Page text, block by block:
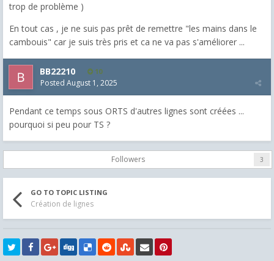
trop de problème )
En tout cas , je ne suis pas prêt de remettre "les mains dans le
cambouis" car je suis très pris et ca ne va pas s'améliorer ...
BB22210 10
Posted August 1, 2025
Pendant ce temps sous ORTS d'autres lignes sont créées ...
pourquoi si peu pour TS ?
Followers 3
GO TO TOPIC LISTING
Création de lignes